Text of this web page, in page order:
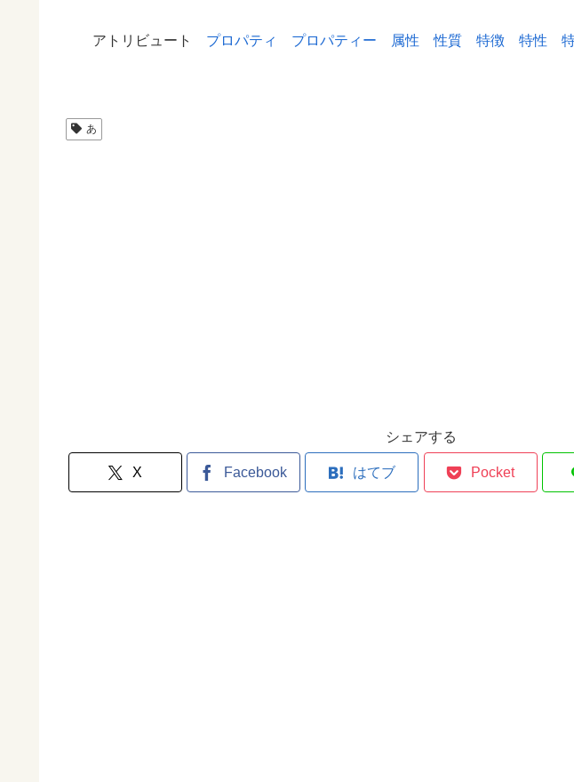
アトリビュート プロパティ プロパティー 属性 性質 特徴 特性
あ
シェアする
X Facebook はてブ Pocket